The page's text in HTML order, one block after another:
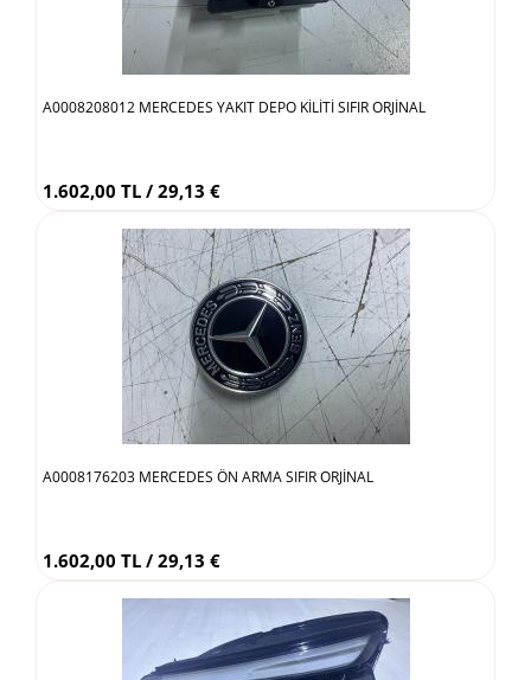
A0008208012 MERCEDES YAKIT DEPO KİLİTİ SIFIR ORJİNAL
1.602,00 TL / 29,13 €
A0008176203 MERCEDES ÖN ARMA SIFIR ORJİNAL
1.602,00 TL / 29,13 €